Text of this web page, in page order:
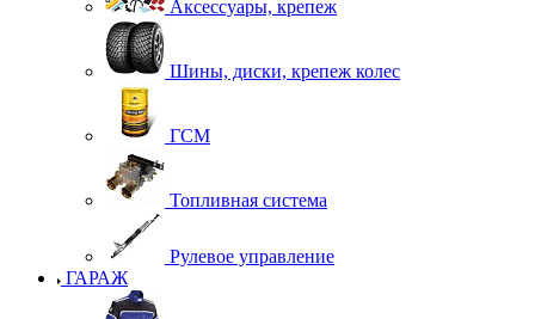
Аксессуары, крепеж
Шины, диски, крепеж колес
ГСМ
Топливная система
Рулевое управление
ГАРАЖ